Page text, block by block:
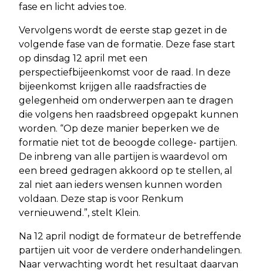
fase en licht advies toe.
Vervolgens wordt de eerste stap gezet in de
volgende fase van de formatie. Deze fase start
op dinsdag 12 april met een
perspectiefbijeenkomst voor de raad. In deze
bijeenkomst krijgen alle raadsfracties de
gelegenheid om onderwerpen aan te dragen
die volgens hen raadsbreed opgepakt kunnen
worden. “Op deze manier beperken we de
formatie niet tot de beoogde college- partijen.
De inbreng van alle partijen is waardevol om
een breed gedragen akkoord op te stellen, al
zal niet aan ieders wensen kunnen worden
voldaan. Deze stap is voor Renkum
vernieuwend.”, stelt Klein.
Na 12 april nodigt de formateur de betreffende
partijen uit voor de verdere onderhandelingen.
Naar verwachting wordt het resultaat daarvan